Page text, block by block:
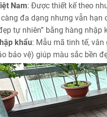
Nam: Được thiết kế theo
đa dạng nhưng vẫn hạn
tự nhiên” bằng hàng nhập
khẩu: Mẫu mã tinh tế,
bảo vệ) giúp màu sắc bền